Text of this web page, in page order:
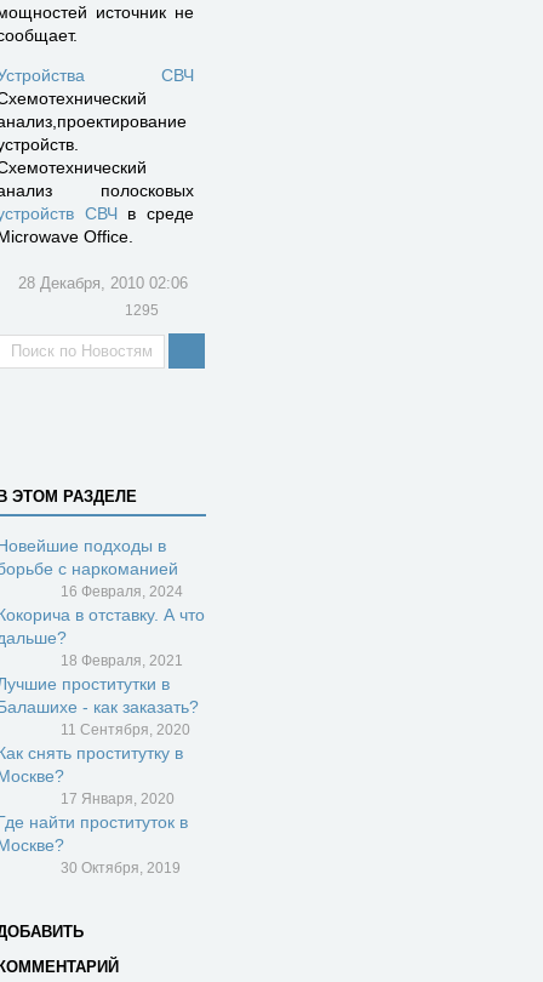
источник не
СВЧ
полосковых
СВЧ в среде
Office.
28 Декабря, 2010 02:06
1295
ЭТОМ РАЗДЕЛЕ
подходы в
с наркоманией
16 Февраля, 2024
в отставку. А что
18 Февраля, 2021
проститутки в
- как заказать?
11 Сентября, 2020
снять проститутку в
17 Января, 2020
найти проституток в
30 Октября, 2019